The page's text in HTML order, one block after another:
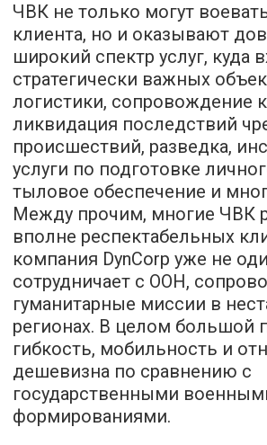
ЧВК не только могут
клиента, но и оказывают
широкий спектр услуг, куда
стратегически важных
логистики, сопровождение
ликвидация последствий
происшествий, разведка,
услуги по подготовке
тыловое обеспечение и
Между прочим, многие ЧВК
вполне респектабельных
компания DynCorp уже не
сотрудничает с ООН,
гуманитарные миссии в
регионах. В целом большой
гибкость, мобильность и
дешевизна по сравнению с
государственными
формированиями.